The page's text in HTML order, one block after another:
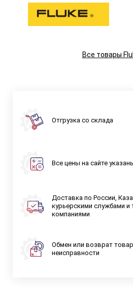
Все товары
Отгрузка со склада
Все цены на сайте
Доставка по России,
курьерскими службами и
компаниями
Обмен или возврат
неисправности